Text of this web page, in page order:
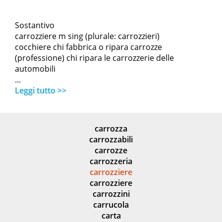
Sostantivo
carrozziere m sing (plurale: carrozzieri)
cocchiere chi fabbrica o ripara carrozze
(professione) chi ripara le carrozzerie delle
automobili
...
Leggi tutto >>
carrozza
carrozzabili
carrozze
carrozzeria
carrozziere
carrozziere
carrozzini
carrucola
carta